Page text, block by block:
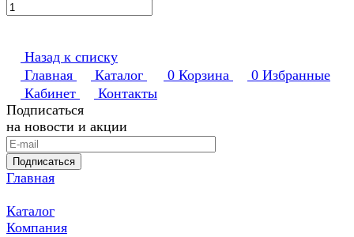
Назад к списку
Главная
Каталог 0 Корзина 0 Избранные
Кабинет
Контакты
Подписаться
на новости и акции
Подписаться
Главная
Каталог
Компания